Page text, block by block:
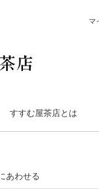
マ
すすむ屋茶店とは
あわせる